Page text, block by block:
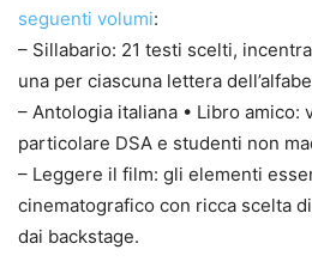
seguenti volumi:
– Sillabario: 21 testi scelti,
una per ciascuna lettera
– Antologia italiana • Libro amico:
particolare DSA e studenti non
– Leggere il film: gli elementi
cinematografico con ricca scelta
dai backstage.